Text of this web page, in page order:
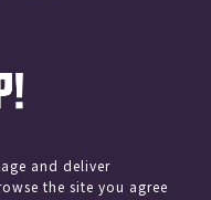
and deliver
the site you agree